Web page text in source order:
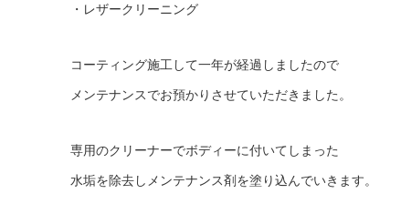
・レザークリーニング
コーティング施工して一年が経過しましたので
メンテナンスでお預かりさせていただきました。
専用のクリーナーでボディーに付いてしまった
水垢を除去しメンテナンス剤を塗り込んでいきます。